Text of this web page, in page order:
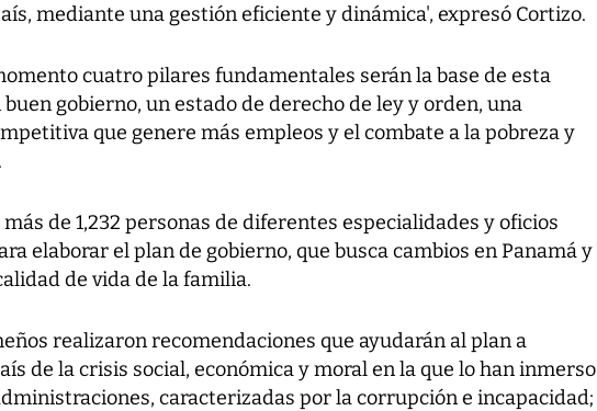
mediante una gestión eficiente y dinámica', expresó Cortizo.
cuatro pilares fundamentales serán la base de esta
gobierno, un estado de derecho de ley y orden, una
que genere más empleos y el combate a la pobreza y
de 1,232 personas de diferentes especialidades y oficios
elaborar el plan de gobierno, que busca cambios en Panamá y
de vida de la familia.
realizaron recomendaciones que ayudarán al plan a
de la crisis social, económica y moral en la que lo han inmerso
caracterizadas por la corrupción e incapacidad;